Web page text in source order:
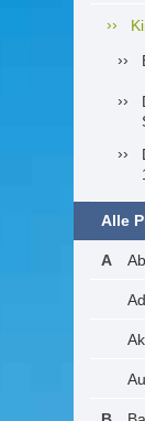
Alle